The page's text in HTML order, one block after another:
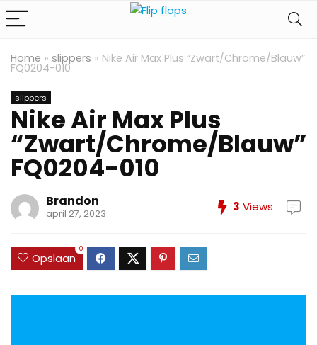
Home » slippers » Nike Air Max Plus “Zwart/Chrome/Blauw”
FQ0204-010
slippers
Nike Air Max Plus
“Zwart/Chrome/Blauw”
FQ0204-010
Brandon
april 27, 2023 3 Views
Opslaan
0